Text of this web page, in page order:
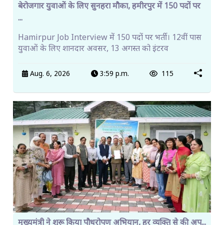
बेरोजगार युवाओं के लिए सुनहरा मौका, हमीरपुर में 150 पदों पर
...
Hamirpur Job Interview में 150 पदों पर भर्ती। 12वीं पास
युवाओं के लिए शानदार अवसर, 13 अगस्त को इंटरव
Aug. 6, 2026 3:59 p.m. 115